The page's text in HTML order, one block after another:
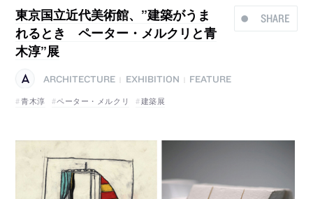
SHARE
東京国立近代美術館、”建築がうま
れるとき ペーター・メルクリと青
木淳”展
ARCHITECTURE EXHIBITION
FEATURE
青木淳
ペーター・メルクリ 建築展